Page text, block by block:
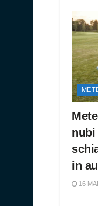
nubi
in
16